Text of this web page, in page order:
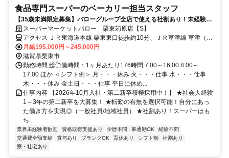
食品専門スーパーのベーカリー担当スタッフ
【35歳未満限定募集】バローグループ全店で使える社割あり！未経験大
歓迎・資格取得支援制度で国家資格（パン製造技能士）の取得も可能★
スーパーマーケットバロー 栗東苅原店【S】
アクセス ＪＲ東海道本線 栗東東口徒歩約10分、ＪＲ草津線 草津（滋
賀県）西口徒歩約27分、ＪＲ東海道本線 草津（滋賀県）西口徒歩約
27分
月給195,000円～245,000円
滋賀県栗東市
勤務時間 総労働時間：1ヶ月あたり176時間 7:00～16:00 8:00～
17:00 ほか ＜シフト例＞ 月・・・休み 火・・・仕事 水・・・仕事
木・・・休み 金土日・・・仕事 平日に休め...
仕事内容 【2026年10月入社・第二新卒積極採用中！】 ★社会人経験
1～3年の第二新卒を大募集！ ★転勤の有無を選択可能！自分にあっ
た働き方を実現◎（一般社員/地域社員） ★社割あり！スーパーはも
ち...
業界未経験者歓迎 資格取得支援あり 学歴不問 車通勤OK
経験不問
交通費全額支給
賞与あり ブランクOK 育休あり シフト制
社割あり
寮・社宅あり